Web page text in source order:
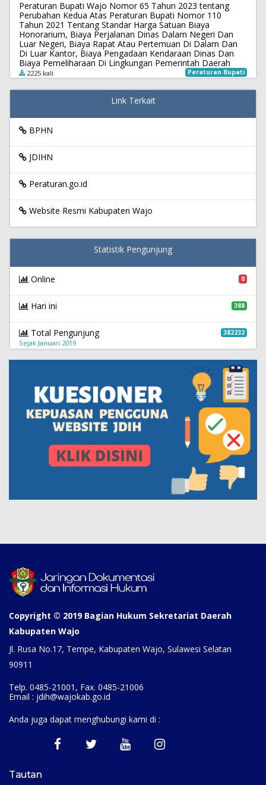
Peraturan Bupati Wajo Nomor 65 Tahun 2023 tentang
Perubahan Kedua Atas Peraturan Bupati Nomor 110
Tahun 2021 Tentang Standar Harga Satuan Biaya
Honorarium, Biaya Perjalanan Dinas Dalam Negeri Dan
Luar Negeri, Biaya Rapat Atau Pertemuan Di Dalam Dan
Di Luar Kantor, Biaya Pengadaan Kendaraan Dinas Dan
Biaya Pemeliharaan Di Lingkungan Pemerintah Daerah
Peraturan Bupati
2225 kali
Link Terkait
BPHN
JDIHN
Peraturan.go.id
Website Resmi Kabupaten Wajo
Statistik Pengunjung
Online 0
Hari ini 388
Total Pengunjung 382232
Sejak Januari 2019
Copyright © 2019 Bagian Hukum Sekretariat Daerah
Kabupaten Wajo
Jl. Rusa No.17, Tempe, Kabupaten Wajo, Sulawesi Selatan
90911
Telp. 0485-21001, Fax. 0485-21006
Email : jdih@wajokab.go.id
Anda juga dapat menghubungi kami di :
Tautan